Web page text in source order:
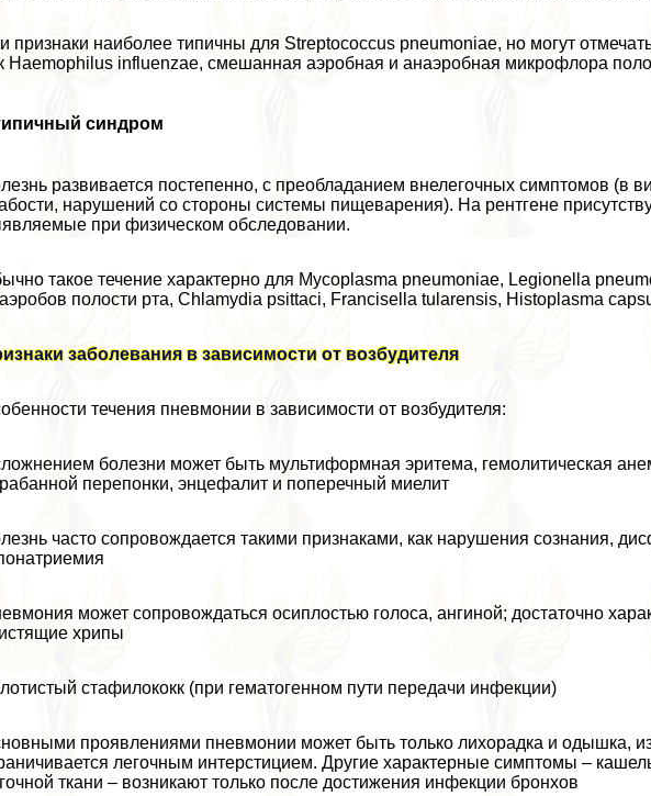
признаки наиболее типичны для Streptococcus pneumoniae, но могут
Haemophilus influenzae, смешанная аэробная и анаэробная микрофлора
синдром
развивается постепенно, с преобладанием внелегочных симптомов (в
нарушений со стороны системы пищеварения). На рентгене
при физическом обследовании.
такое течение хаpaктерно для Mycoplasma pneumoniae, Legionella
полости рта, Chlamydia psittaci, Francisella tularensis, Histoplasma
заболевания в зависимости от возбудителя
течения пневмонии в зависимости от возбудителя:
болезни может быть мультиформная эритема, гемолитическая
перепонки, энцефалит и поперечный миелит
часто сопровождается такими признаками, как нарушения сознания,
может сопровождаться осиплостью голоса, ангиной; достаточно
хрипы
стафилококк (при гематогенном пути передачи инфекции)
проявлениями пневмонии может быть только лихорадка и одышка,
легочным интерстицием. Другие хаpaктерные симптомы –
ткани – возникают только после достижения инфекции бронхов